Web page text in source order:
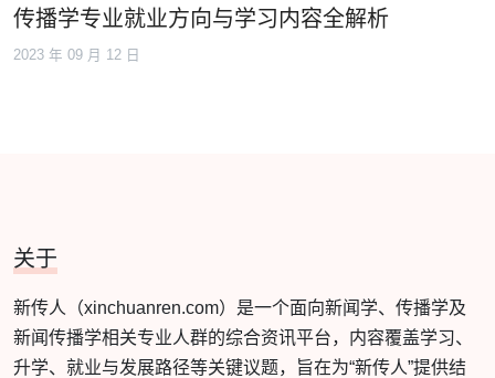
传播学专业就业方向与学习内容全解析
2023 年 09 月 12 日
关于
新传人（xinchuanren.com）是一个面向新闻学、传播学及
新闻传播学相关专业人群的综合资讯平台，内容覆盖学习、
升学、就业与发展路径等关键议题，旨在为“新传人”提供结